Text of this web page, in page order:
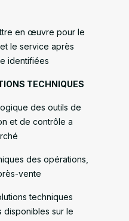
en œuvre pour le
le service après
identifiées
TECHNIQUES
des outils de
et de contrôle a
des opérations,
vente
techniques
disponibles sur le